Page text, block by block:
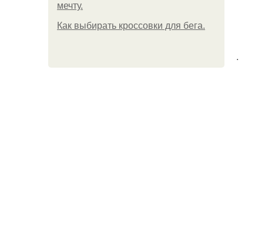
мечту.
Как выбирать кроссовки для бега.
.